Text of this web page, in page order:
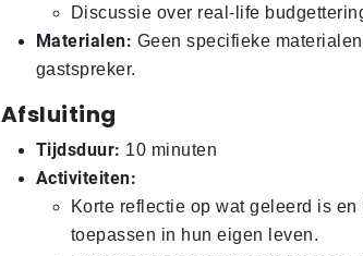
Discussie over real-life
Materialen: Geen specifieke
gastspreker.
Afsluiting
Tijdsduur: 10 minuten
Activiteiten:
Korte reflectie op wat geleerd is
toepassen in hun eigen leven.